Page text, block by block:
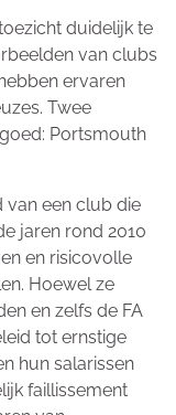
duidelijk te
van clubs
ervaren
Twee
Portsmouth
van een club die
jaren rond 2010
en risicovolle
Hoewel ze
en zelfs de FA
tot ernstige
hun salarissen
faillissement